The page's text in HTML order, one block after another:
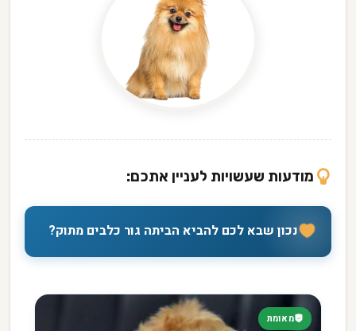
מודעות שעשויות לעניין אתכם:
נכון שבא לכם להביא הביתה גור כלבים מתוק?
מאומת